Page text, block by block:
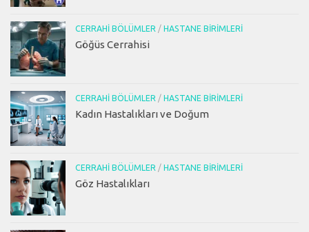
CERRAHI BÖLÜMLER / HASTANE BIRIMLERI
Göğüs Cerrahisi
CERRAHI BÖLÜMLER / HASTANE BIRIMLERI
Kadın Hastalıkları ve Doğum
CERRAHI BÖLÜMLER / HASTANE BIRIMLERI
Göz Hastalıkları